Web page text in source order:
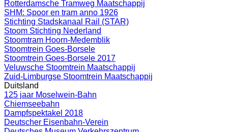
Rotterdamsche Tramweg Maatschappij
SHM: Spoor en tram anno 1926
Stichting Stadskanaal Rail (STAR)
Stoom Stichting Nederland
Stoomtram Hoorn-Medemblik
Stoomtrein Goes-Borsele
Stoomtrein Goes-Borsele 2017
Veluwsche Stoomtrein Maatschappij
Zuid-Limburgse Stoomtrein Maatschappij
Duitsland
125 jaar Moselwein-Bahn
Chiemseebahn
Dampfspektakel 2018
Deutscher Eisenbahn-Verein